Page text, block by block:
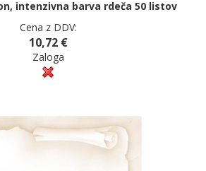
intenzivna barva rdeča 50 listov
Cena z DDV:
10,72 €
Zaloga